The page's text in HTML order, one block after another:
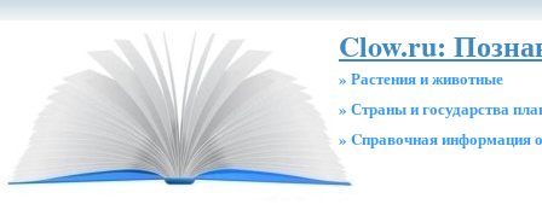
Clow.ru:
» Растения и животные
» Страны и государства
» Cправочная информация